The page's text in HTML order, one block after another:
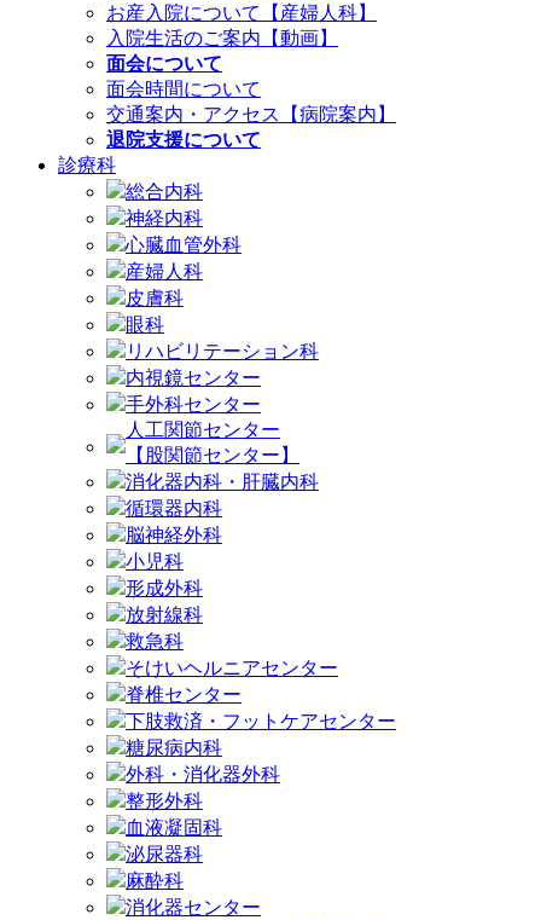
お産入院について【産婦人科】
入院生活のご案内【動画】
面会について
面会時間について
交通案内・アクセス【病院案内】
退院支援について
診療科
総合内科
神経内科
心臓血管外科
産婦人科
皮膚科
眼科
リハビリテーション科
内視鏡センター
手外科センター
人工関節センター
【股関節センター】
消化器内科・肝臓内科
循環器内科
脳神経外科
小児科
形成外科
放射線科
救急科
そけいヘルニアセンター
脊椎センター
下肢救済・フットケアセンター
糖尿病内科
外科・消化器外科
整形外科
血液凝固科
泌尿器科
麻酔科
消化器センター